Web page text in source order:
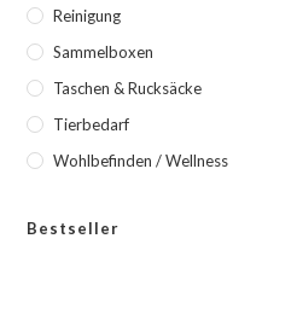
Reinigung
Sammelboxen
Taschen & Rucksäcke
Tierbedarf
Wohlbefinden / Wellness
Bestseller